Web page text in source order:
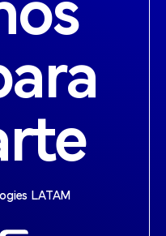
LATAM